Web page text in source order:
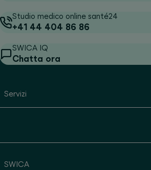
Studio medico online santé24
+41 44 404 86 86
SWICA IQ
Chatta ora
Servizi
SWICA